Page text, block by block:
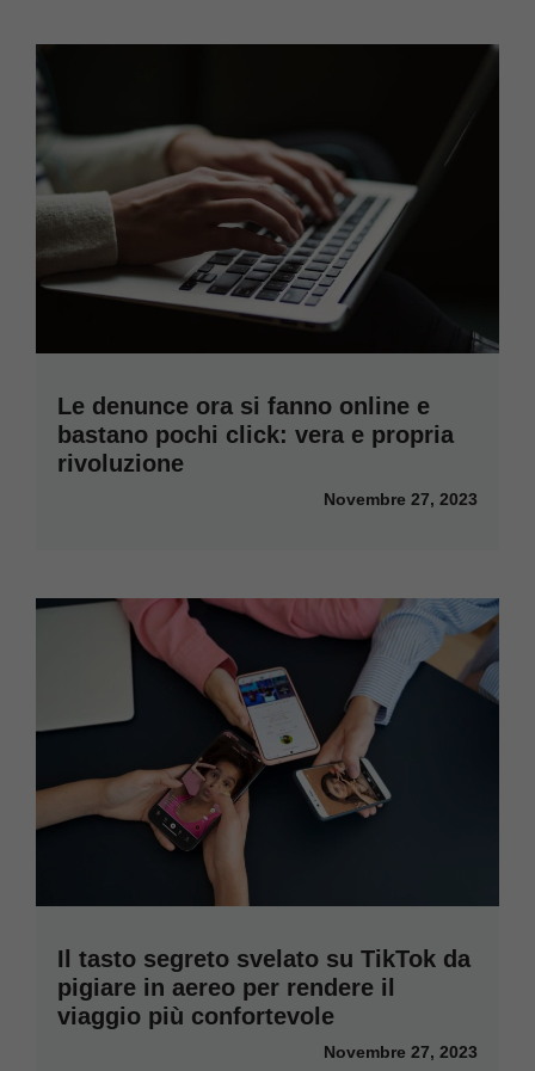
Le denunce ora si fanno online e
bastano pochi click: vera e propria
rivoluzione
Novembre 27, 2023
Il tasto segreto svelato su TikTok da
pigiare in aereo per rendere il
viaggio più confortevole
Novembre 27, 2023